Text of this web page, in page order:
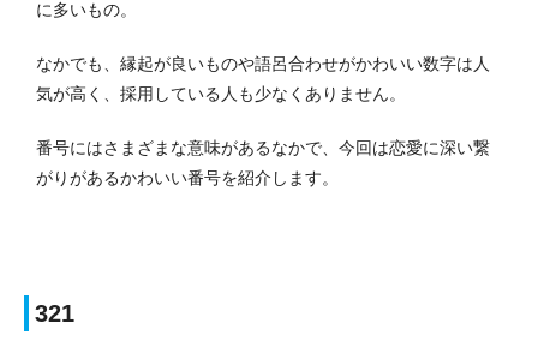
に多いもの。
なかでも、縁起が良いものや語呂合わせがかわいい数字は人
気が高く、採用している人も少なくありません。
番号にはさまざまな意味があるなかで、今回は恋愛に深い繋
がりがあるかわいい番号を紹介します。
321